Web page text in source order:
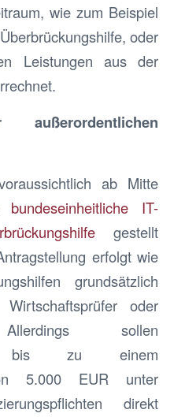
wie zum Beispiel
oder
Leistungen aus der
ab Mitte
bundeseinheitliche IT-
gestellt
erfolgt wie
grundsätzlich
oder
sollen
bis zu einem
5.000 EUR unter
direkt